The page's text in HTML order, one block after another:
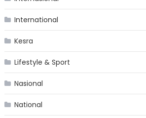
International
Kesra
Lifestyle & Sport
Nasional
National